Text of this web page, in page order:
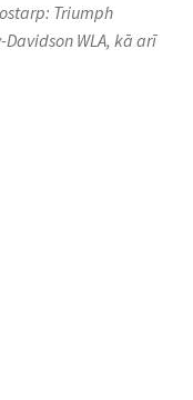
Triumph
WLA, kā arī